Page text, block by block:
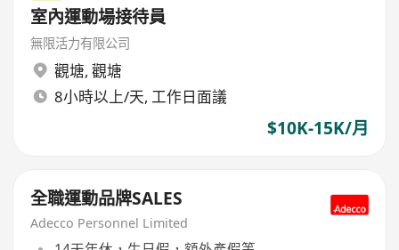
室內運動場接待員
無限活力有限公司
觀塘, 觀塘
8小時以上/天, 工作日面議
$10K-15K/月
全職運動品牌SALES
Adecco Personnel Limited